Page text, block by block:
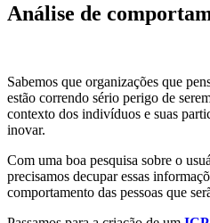
Análise de
Sabemos que organizações que
estão correndo sério perigo de
contexto dos indivíduos e suas
inovar.
Com uma boa pesquisa sobre o
precisamos decupar essas
comportamento das pessoas que